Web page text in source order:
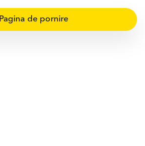
Pagina de pornire